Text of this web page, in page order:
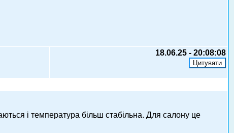
18.06.25 - 20:08:08
і температура більш стабільна. Для салону це